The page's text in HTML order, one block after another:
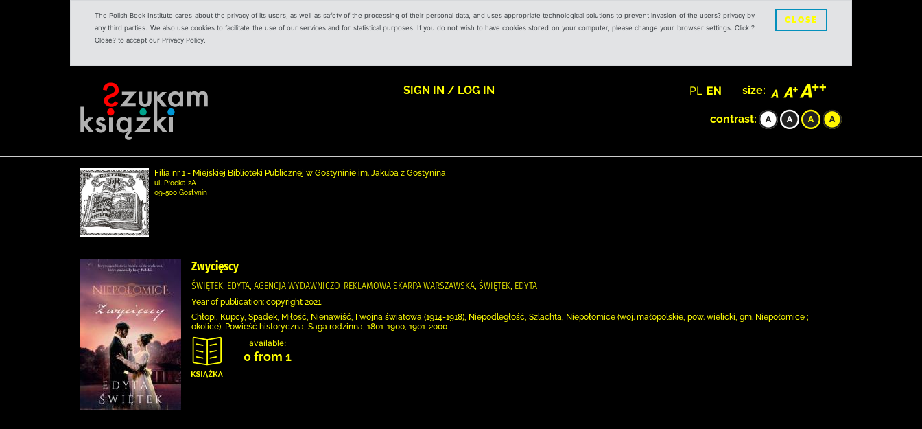
The Polish Book Institute cares about the privacy of its users, as well as safety of the processing of their personal data, and uses appropriate technological solutions to prevent invasion of the users? privacy by
any third parties. We also use cookies to facilitate the use of our services and for statistical purposes. If you do not wish to have cookies stored on your computer, please change your browser settings. Click ?
Close? to accept our Privacy Policy.
CLOSE
SIGN IN / LOG IN PL EN size:
contrast:
Filia nr 1 - Miejskiej Biblioteki Publicznej w Gostyninie im. Jakuba z Gostynina
ul. Płocka 2A
09-500 Gostynin
Zwycięscy
ŚWIĘTEK, EDYTA, AGENCJA WYDAWNICZO-REKLAMOWA SKARPA WARSZAWSKA, ŚWIĘTEK, EDYTA
Year of publication: copyright 2021.
Chłopi, Kupcy, Spadek, Miłość, Nienawiść, I wojna światowa (1914-1918), Niepodległość, Szlachta, Niepołomice (woj. małopolskie, pow. wielicki, gm. Niepołomice ;
okolice), Powieść historyczna, Saga rodzinna, 1801-1900, 1901-2000
available:
0 from 1